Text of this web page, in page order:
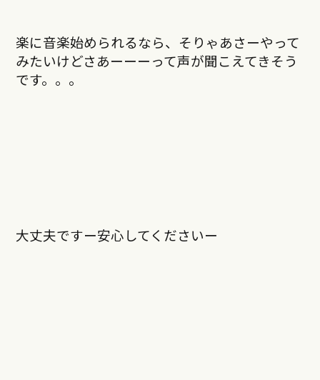
楽に音楽始められるなら、そりゃあさーやって
みたいけどさあーーーって声が聞こえてきそう
です。。。
大丈夫ですー安心してくださいー